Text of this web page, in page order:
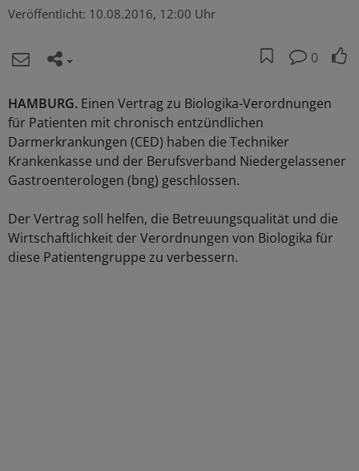
Veröffentlicht: 10.08.2016, 12:00 Uhr
0
HAMBURG. Einen Vertrag zu Biologika-Verordnungen
für Patienten mit chronisch entzündlichen
Darmerkrankungen (CED) haben die Techniker
Krankenkasse und der Berufsverband Niedergelassener
Gastroenterologen (bng) geschlossen.
Der Vertrag soll helfen, die Betreuungsqualität und die
Wirtschaftlichkeit der Verordnungen von Biologika für
diese Patientengruppe zu verbessern.